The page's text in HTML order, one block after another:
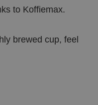
to Koffiemax.
brewed cup, feel